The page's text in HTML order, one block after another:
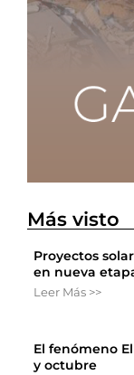
Más visto
Proyectos
en nueva
Leer Más >>
El fenómeno
y octubre